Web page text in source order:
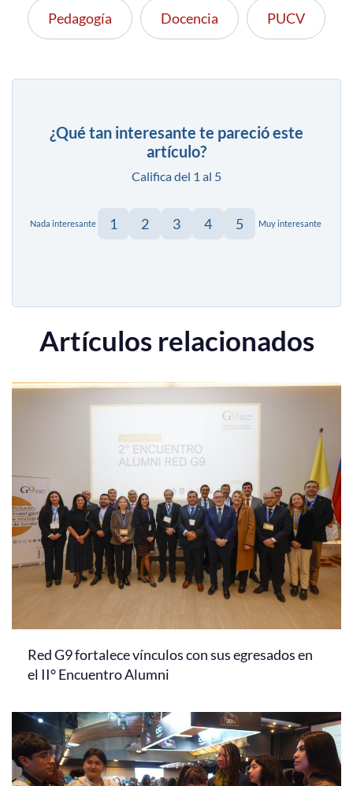
Pedagogía Docencia PUCV
¿Qué tan interesante te pareció este
artículo?
Califica del 1 al 5
Nada interesante 1 2 3 4 5 Muy interesante
Artículos relacionados
Red G9 fortalece vínculos con sus egresados en
el II° Encuentro Alumni